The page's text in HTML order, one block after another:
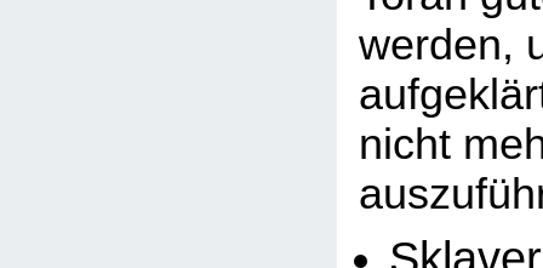
werden,
nicht